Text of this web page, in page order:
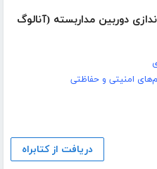
دوربین مداربسته (آنالوگ
امنیتی و حفاظتی
دریافت از کتابراه